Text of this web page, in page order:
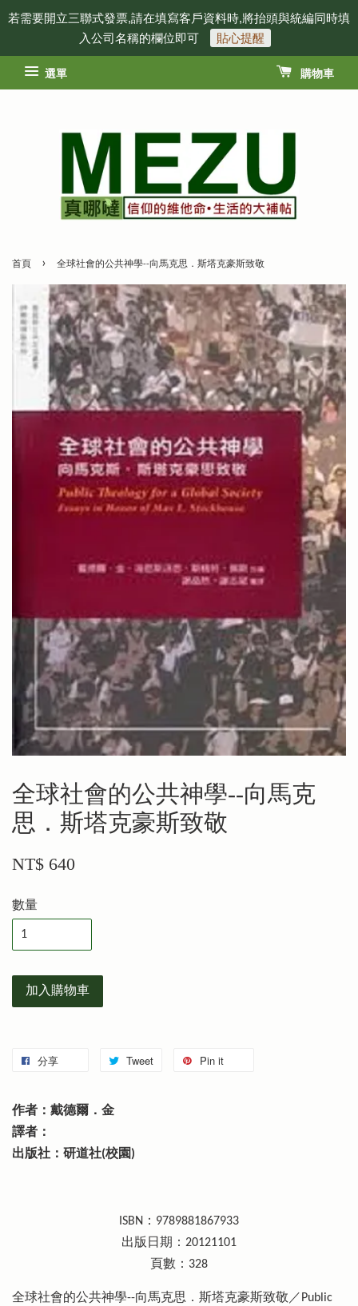
若需要開立三聯式發票,請在填寫客戶資料時,將抬頭與統編同時填
入公司名稱的欄位即可
貼心提醒
選單 購物車
首頁 › 全球社會的公共神學--向馬克思．斯塔克豪斯致敬
全球社會的公共神學--向馬克
思．斯塔克豪斯致敬
NT$ 640
數量
加入購物車
分享 Tweet Pin it
作者：戴德爾．金
譯者：
出版社：研道社(校園)
ISBN：9789881867933
出版日期：20121101
頁數：328
全球社會的公共神學--向馬克思．斯塔克豪斯致敬／Public